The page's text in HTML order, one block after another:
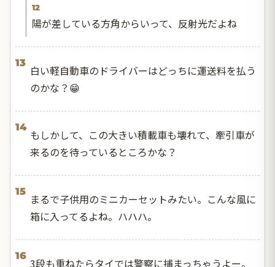
12
陽が差している方角からいって、反射光だよね
13
白い軽自動車のドライバーはどっちに運送料を払う
のかな？😁
14
もしかして、この大きい積載車も壊れて、牽引車が
来るのを待っているところかな？
15
まるで子供用のミニカーセットみたい。こんな風に
箱に入ってるよね。ハハハ。
16
3段も重ねたらタイでは警察に捕まっちゃうよー。